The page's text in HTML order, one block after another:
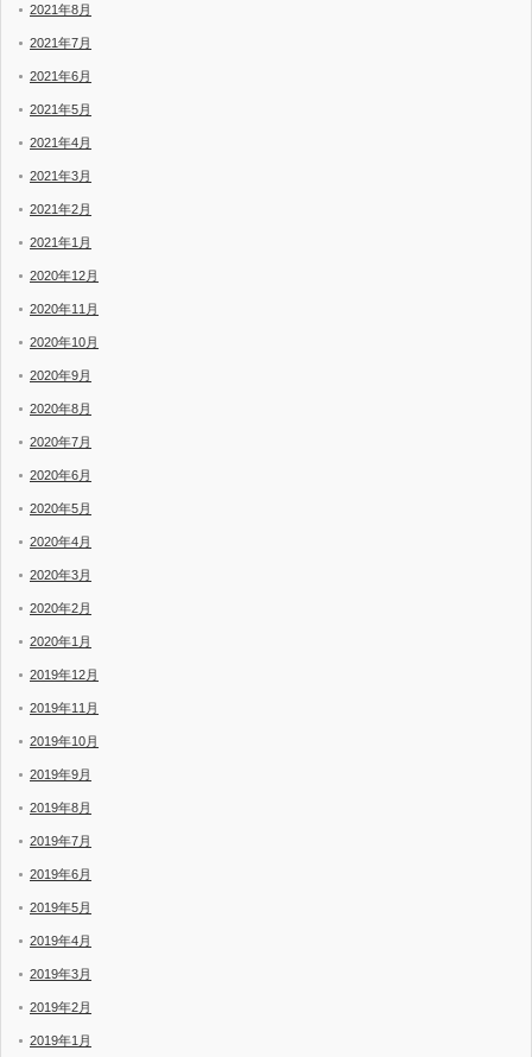
2021年8月
2021年7月
2021年6月
2021年5月
2021年4月
2021年3月
2021年2月
2021年1月
2020年12月
2020年11月
2020年10月
2020年9月
2020年8月
2020年7月
2020年6月
2020年5月
2020年4月
2020年3月
2020年2月
2020年1月
2019年12月
2019年11月
2019年10月
2019年9月
2019年8月
2019年7月
2019年6月
2019年5月
2019年4月
2019年3月
2019年2月
2019年1月